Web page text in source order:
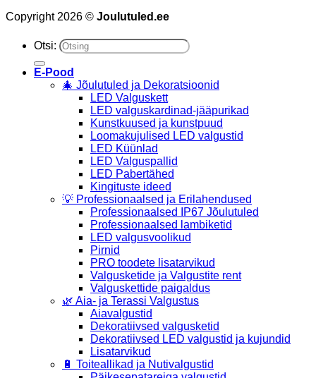
Copyright 2026 © Joulutuled.ee
Otsi:
E-Pood
🎄 Jõulutuled ja Dekoratsioonid
LED Valguskett
LED valguskardinad-jääpurikad
Kunstkuused ja kunstpuud
Loomakujulised LED valgustid
LED Küünlad
LED Valguspallid
LED Pabertähed
Kingituste ideed
💡 Professionaalsed ja Erilahendused
Professionaalsed IP67 Jõulutuled
Professionaalsed lambiketid
LED valgusvoolikud
Pirnid
PRO toodete lisatarvikud
Valgusketide ja Valgustite rent
Valguskettide paigaldus
🌿 Aia- ja Terassi Valgustus
Aiavalgustid
Dekoratiivsed valgusketid
Dekoratiivsed LED valgustid ja kujundid
Lisatarvikud
🔋 Toiteallikad ja Nutivalgustid